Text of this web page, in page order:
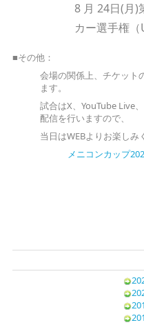
8 月 24日(月)
カー選手権
■その他：
会場の関係上、チケット
ます。
試合はX、YouTube Live
配信を行いますので、
当日はWEBよりお楽しみ
メニコンカップ